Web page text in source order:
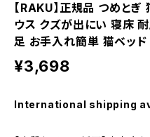
【RAKU】正規品 つめと
ウス クズが出にい 寝床
足 お手入れ簡単 猫ベッド
¥3,698
International shipping